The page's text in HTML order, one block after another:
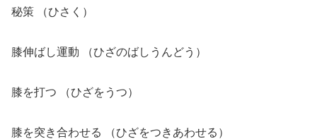
秘策 （ひさく）
膝伸ばし運動 （ひざのばしうんどう）
膝を打つ （ひざをうつ）
膝を突き合わせる （ひざをつきあわせる）